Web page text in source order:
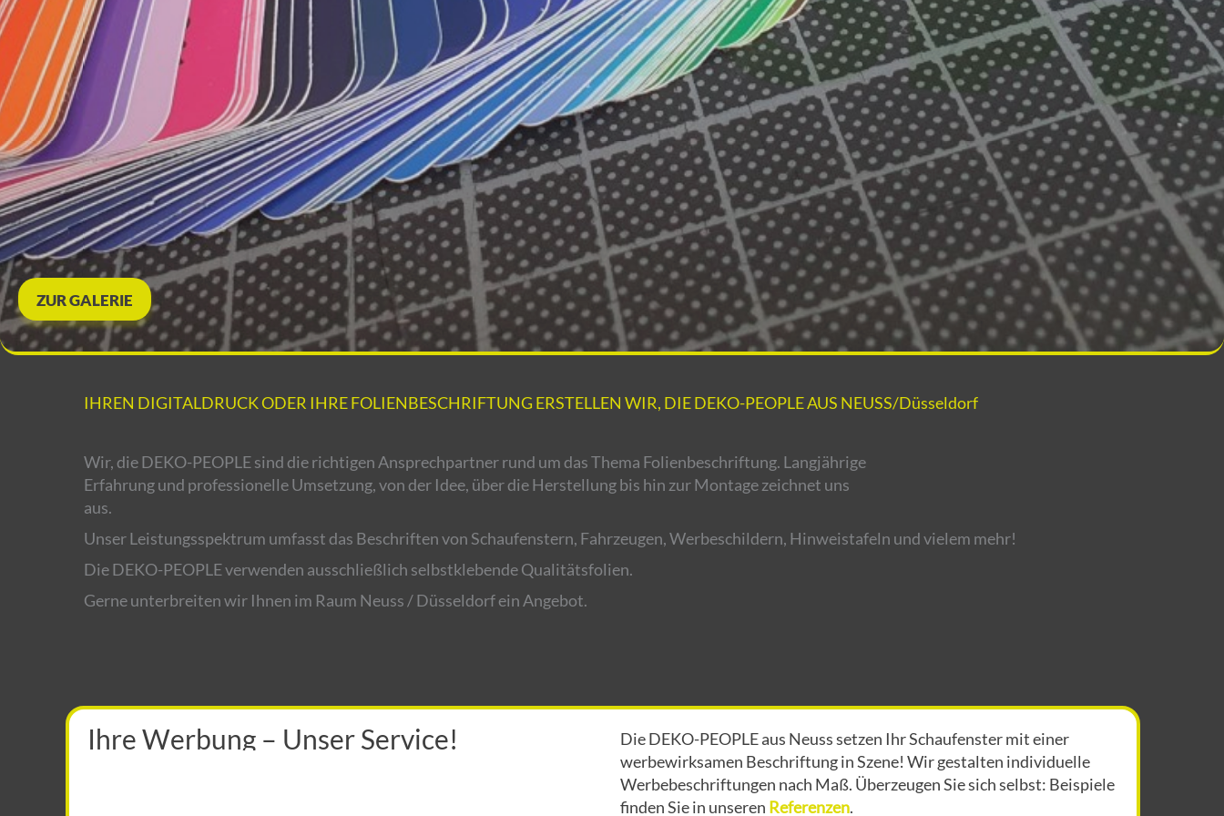
ZUR GALERIE
IHREN DIGITALDRUCK ODER IHRE FOLIENBESCHRIFTUNG ERSTELLEN WIR, DIE DEKO-PEOPLE AUS NEUSS/Düsseldorf
Wir, die DEKO-PEOPLE sind die richtigen Ansprechpartner rund um das Thema Folienbeschriftung. Langjährige
Erfahrung und professionelle Umsetzung, von der Idee, über die Herstellung bis hin zur Montage zeichnet uns
aus.
Unser Leistungsspektrum umfasst das Beschriften von Schaufenstern, Fahrzeugen, Werbeschildern, Hinweistafeln und vielem mehr!
Die DEKO-PEOPLE verwenden ausschließlich selbstklebende Qualitätsfolien.
Gerne unterbreiten wir Ihnen im Raum Neuss / Düsseldorf ein Angebot.
Ihre Werbung – Unser Service!
Die DEKO-PEOPLE aus Neuss setzen Ihr Schaufenster mit einer
werbewirksamen Beschriftung in Szene! Wir gestalten individuelle
Werbebeschriftungen nach Maß. Überzeugen Sie sich selbst: Beispiele
finden Sie in unseren Referenzen.